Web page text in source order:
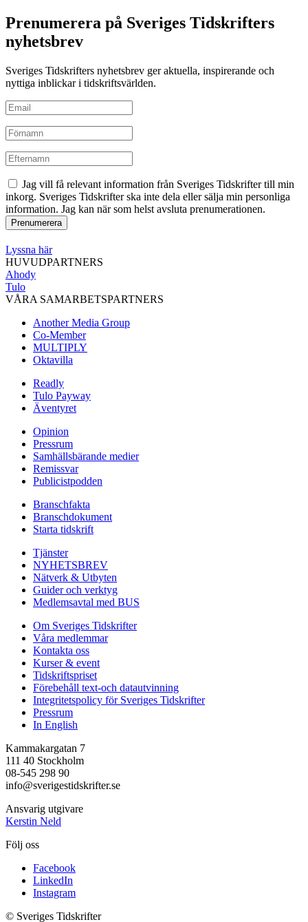
Prenumerera på Sveriges Tidskrifters
nyhetsbrev
Sveriges Tidskrifters nyhetsbrev ger aktuella, inspirerande och
nyttiga inblickar i tidskriftsvärlden.
Jag vill få relevant information från Sveriges Tidskrifter till min
inkorg. Sveriges Tidskrifter ska inte dela eller sälja min personliga
information. Jag kan när som helst avsluta prenumerationen.
Lyssna här
HUVUDPARTNERS
Ahody
Tulo
VÅRA SAMARBETSPARTNERS
Another Media Group
Co-Member
MULTIPLY
Oktavilla
Readly
Tulo Payway
Äventyret
Opinion
Pressrum
Samhällsbärande medier
Remissvar
Publicistpodden
Branschfakta
Branschdokument
Starta tidskrift
Tjänster
NYHETSBREV
Nätverk & Utbyten
Guider och verktyg
Medlemsavtal med BUS
Om Sveriges Tidskrifter
Våra medlemmar
Kontakta oss
Kurser & event
Tidskriftspriset
Förebehåll text-och datautvinning
Integritetspolicy för Sveriges Tidskrifter
Pressrum
In English
Kammakargatan 7
111 40 Stockholm
08-545 298 90
info@sverigestidskrifter.se
Ansvarig utgivare
Kerstin Neld
Följ oss
Facebook
LinkedIn
Instagram
© Sveriges Tidskrifter